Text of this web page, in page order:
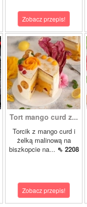
Zobacz przepis!
Tort mango curd z...
Torcik z mango curd i
żelką malinową na
biszkopcie na... ⇖ 2208
Zobacz przepis!